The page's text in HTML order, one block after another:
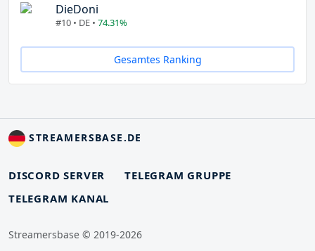
DieDoni
#10 • DE • 74.31%
Gesamtes Ranking
STREAMERSBASE.DE
DISCORD SERVER
TELEGRAM GRUPPE
TELEGRAM KANAL
Streamersbase © 2019-2026